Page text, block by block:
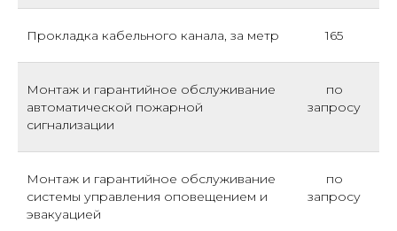
Прокладка кабельного канала, за метр 165
Монтаж и гарантийное обслуживание
автоматической пожарной
сигнализации
по
запросу
Монтаж и гарантийное обслуживание
системы управления оповещением и
эвакуацией
по
запросу